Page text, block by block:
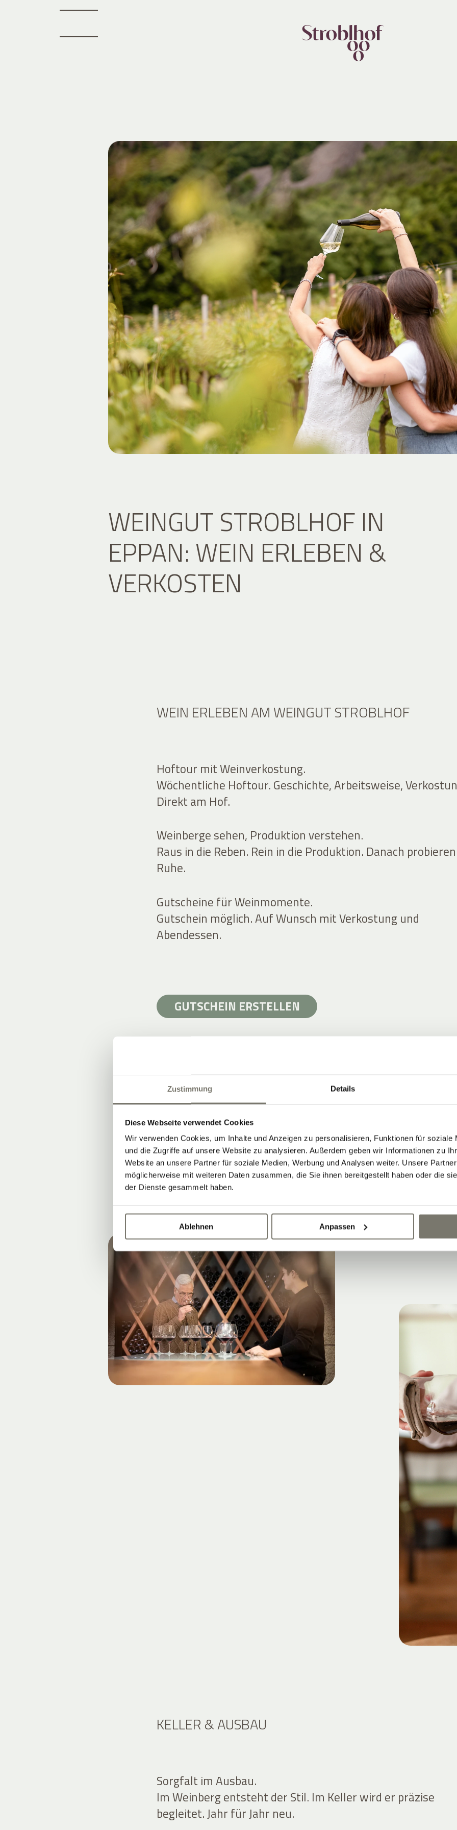
Zustimmung Details
Diese Webseite verwendet Cookies
Wir verwenden Cookies, um Inhalte und Anzeigen zu personalisieren, Funktionen für soziale
und die Zugriffe auf unsere Website zu analysieren. Außerdem geben wir Informationen zu
Website an unsere Partner für soziale Medien, Werbung und Analysen weiter. Unsere
möglicherweise mit weiteren Daten zusammen, die Sie ihnen bereitgestellt haben oder die
der Dienste gesammelt haben.
Ablehnen Anpassen
WEINGUT STROBLHOF IN
EPPAN: WEIN ERLEBEN &
VERKOSTEN
WEIN ERLEBEN AM WEINGUT STROBLHOF
Hoftour mit Weinverkostung.
Wöchentliche Hoftour. Geschichte, Arbeitsweise,
Direkt am Hof.
Weinberge sehen, Produktion verstehen.
Raus in die Reben. Rein in die Produktion. Danach
Ruhe.
Gutscheine für Weinmomente.
Gutschein möglich. Auf Wunsch mit Verkostung und
Abendessen.
GUTSCHEIN ERSTELLEN
WEINBERGE & TERROIR IN SÜDTIROL
6 Hektar am Fuß des Mendelgebirges
Böden: Kalk, Porphyr, Struktur
Höhenlagen & Ausrichtungen: von 380 bis 520 Meter
KELLER & AUSBAU
Sorgfalt im Ausbau.
Im Weinberg entsteht der Stil. Im Keller wird er präzise
begleitet. Jahr für Jahr neu.